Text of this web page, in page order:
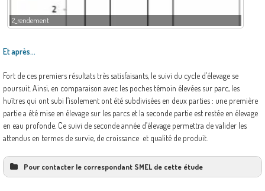
2_rendement
Et après…
Fort de ces premiers résultats très satisfaisants, le suivi du cycle d’élevage se
poursuit. Ainsi, en comparaison avec les poches témoin élevées sur parc, les
huîtres qui ont subi l’isolement ont été subdivisées en deux parties : une première
partie a été mise en élevage sur les parcs et la seconde partie est restée en élevage
en eau profonde. Ce suivi de seconde année d’élevage permettra de valider les
attendus en termes de survie, de croissance et qualité de produit.
Pour contacter le correspondant SMEL de cette étude